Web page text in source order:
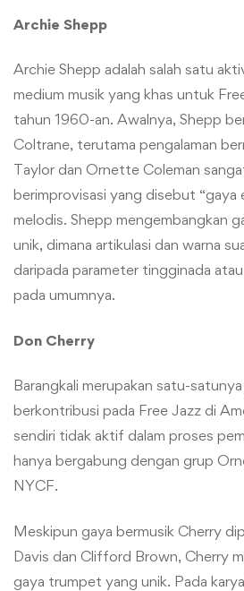
Archie Shepp
Archie Shepp adalah salah satu
medium musik yang khas untuk
tahun 1960-an. Awalnya, Shepp
Coltrane, terutama pengalaman
Taylor dan Ornette Coleman
berimprovisasi yang disebut “gaya
melodis. Shepp mengembangkan
unik, dimana artikulasi dan warna
daripada parameter tingginada
pada umumnya.
Don Cherry
Barangkali merupakan satu-
berkontribusi pada Free Jazz di
sendiri tidak aktif dalam proses
hanya bergabung dengan grup
NYCF.
Meskipun gaya bermusik Cherry
Davis dan Clifford Brown, Cherry
gaya trumpet yang unik. Pada